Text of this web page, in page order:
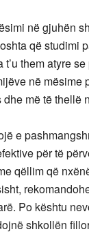
në gjuhën
që studimi
them atyre
në mësime
më të thellë
e
për të
qëllim që
Po kështu
shkollën